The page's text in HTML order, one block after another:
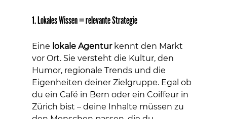
1. Lokales Wissen = relevante Strategie
Eine lokale Agentur kennt den Markt
vor Ort. Sie versteht die Kultur, den
Humor, regionale Trends und die
Eigenheiten deiner Zielgruppe. Egal ob
du ein Café in Bern oder ein Coiffeur in
Zürich bist – deine Inhalte müssen zu